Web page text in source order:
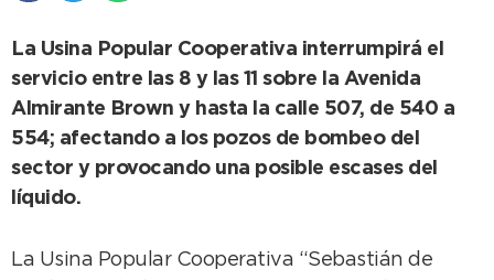
La Usina Popular Cooperativa interrumpirá el
servicio entre las 8 y las 11 sobre la Avenida
Almirante Brown y hasta la calle 507, de 540 a
554; afectando a los pozos de bombeo del
sector y provocando una posible escases del
líquido.
La Usina Popular Cooperativa “Sebastián de